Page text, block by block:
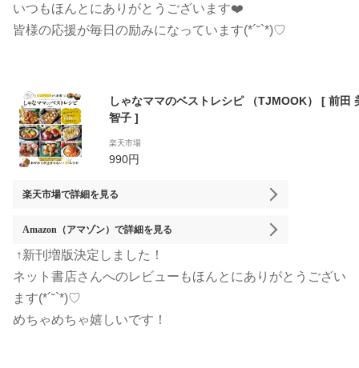
いつもほんとにありがとうございます❤️
皆様の応援が毎日の励みになっています(*´˘`*)♡
しゃなママのベストレシピ （TJMOOK） [ 前田
智子 ]
楽天市場
990円
楽天市場で詳細を見る
Amazon（アマゾン） で詳細を見る
↑新刊増版決定しました！
ネット書店さんへのレビューもほんとにありがとうござい
ます(*´˘`*)♡
めちゃめちゃ嬉しいです！